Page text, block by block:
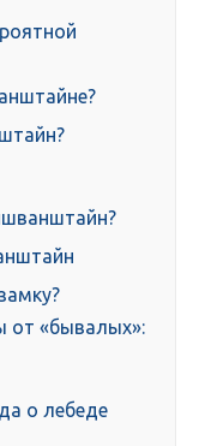
от «бывалых»:
о лебеде